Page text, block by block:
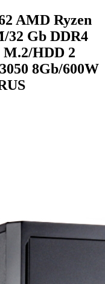
AMD Ryzen
32 Gb DDR4
M.2/HDD 2
8Gb/600W